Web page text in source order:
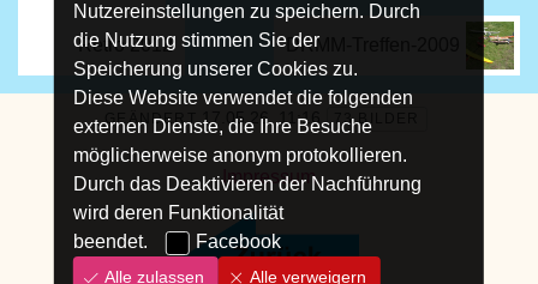
Retro 2012 DRMM-Treffen-2009
GEÄNDERT 17.05.26, 11:16 73 BILDER
Impressum
Nutzereinstellungen zu speichern. Durch
die Nutzung stimmen Sie der
Speicherung unserer Cookies zu.
Diese Website verwendet die folgenden
externen Dienste, die Ihre Besuche
möglicherweise anonym protokollieren.
Durch das Deaktivieren der Nachführung
wird deren Funktionalität
beendet.
Facebook
Alle zulassen Alle verweigern